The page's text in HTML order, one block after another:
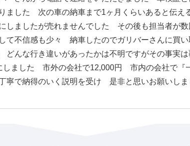
ました 次の車の納車まで1ヶ月くらいあると伝え
しましたが売れませんでした その後も担当者が
不信感も少々 納車したのでガリバーさんに買い
んな行き違いがあったかは不明ですがその事実
しました 市外の会社で12,000円 市内の会社で『
寧で納得のいく説明を受け 是非と思いお願いし